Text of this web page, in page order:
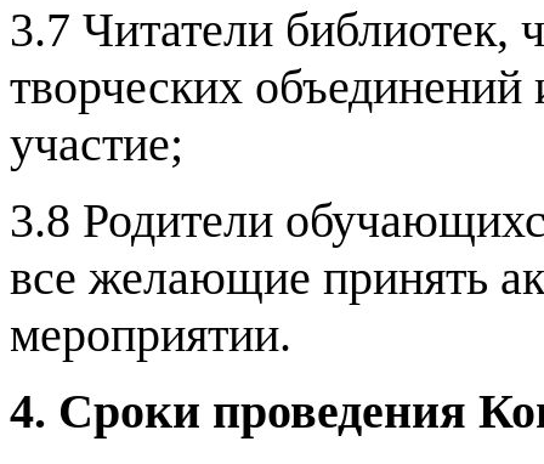
3.7 Читатели библиотек,
творческих
участие;
3.8 Родители
все желающие принять
мероприятии.
4. Сроки проведения